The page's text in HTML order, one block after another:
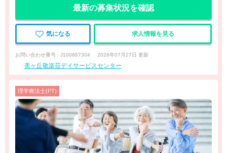
最新の募集状況を確認
気になる 求人情報を見る
お問い合わせ番号 : J100667304 2026年07月27日 更新
美ヶ丘敬楽荘デイサービスセンター
理学療法士(PT)